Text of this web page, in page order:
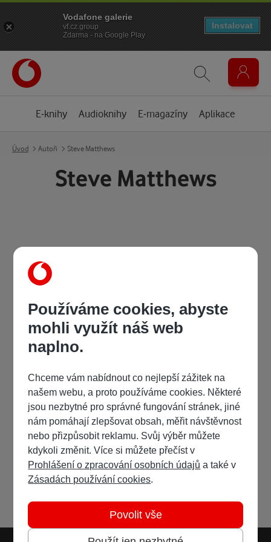
E-knihy Audioknihy E-magazíny Aplikace
Úvod Autoři Steve Matthews
Steve Matthews
Používáme cookies, abyste
mohli využít náš web
naplno.
Chceme vám nabídnout co nejlepší zážitek na
našem webu, a proto používáme cookies. Některé
jsou nezbytné pro správné fungování stránek, jiné
nám pomáhají zlepšovat obsah, měřit návštěvnost
nebo přizpůsobit reklamu. Svůj výběr můžete
kdykoli změnit. Více si můžete přečíst v
Prohlášení o zpracování osobních údajů a také v
Zásadách používání cookies.
Povolit vše
Vodafone galerie
vf.cz.group
Zdarma - na Google Play
Instalovat